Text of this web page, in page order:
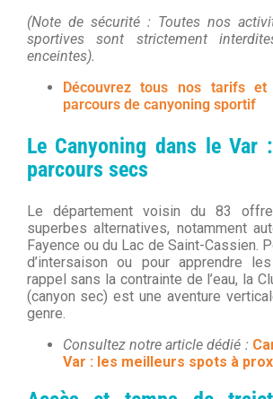
(Note de sécurité : Toutes nos
sportives sont strictement
enceintes).
Découvrez tous nos tarifs et
parcours de canyoning sportif
Le Canyoning dans le Var
parcours secs
Le département voisin du 83
superbes alternatives, notamment
Fayence ou du Lac de Saint-Cassien.
d’intersaison ou pour apprendre
rappel sans la contrainte de l’eau, la
(canyon sec) est une aventure
genre.
Consultez notre article dédié :
Var : les meilleurs spots à